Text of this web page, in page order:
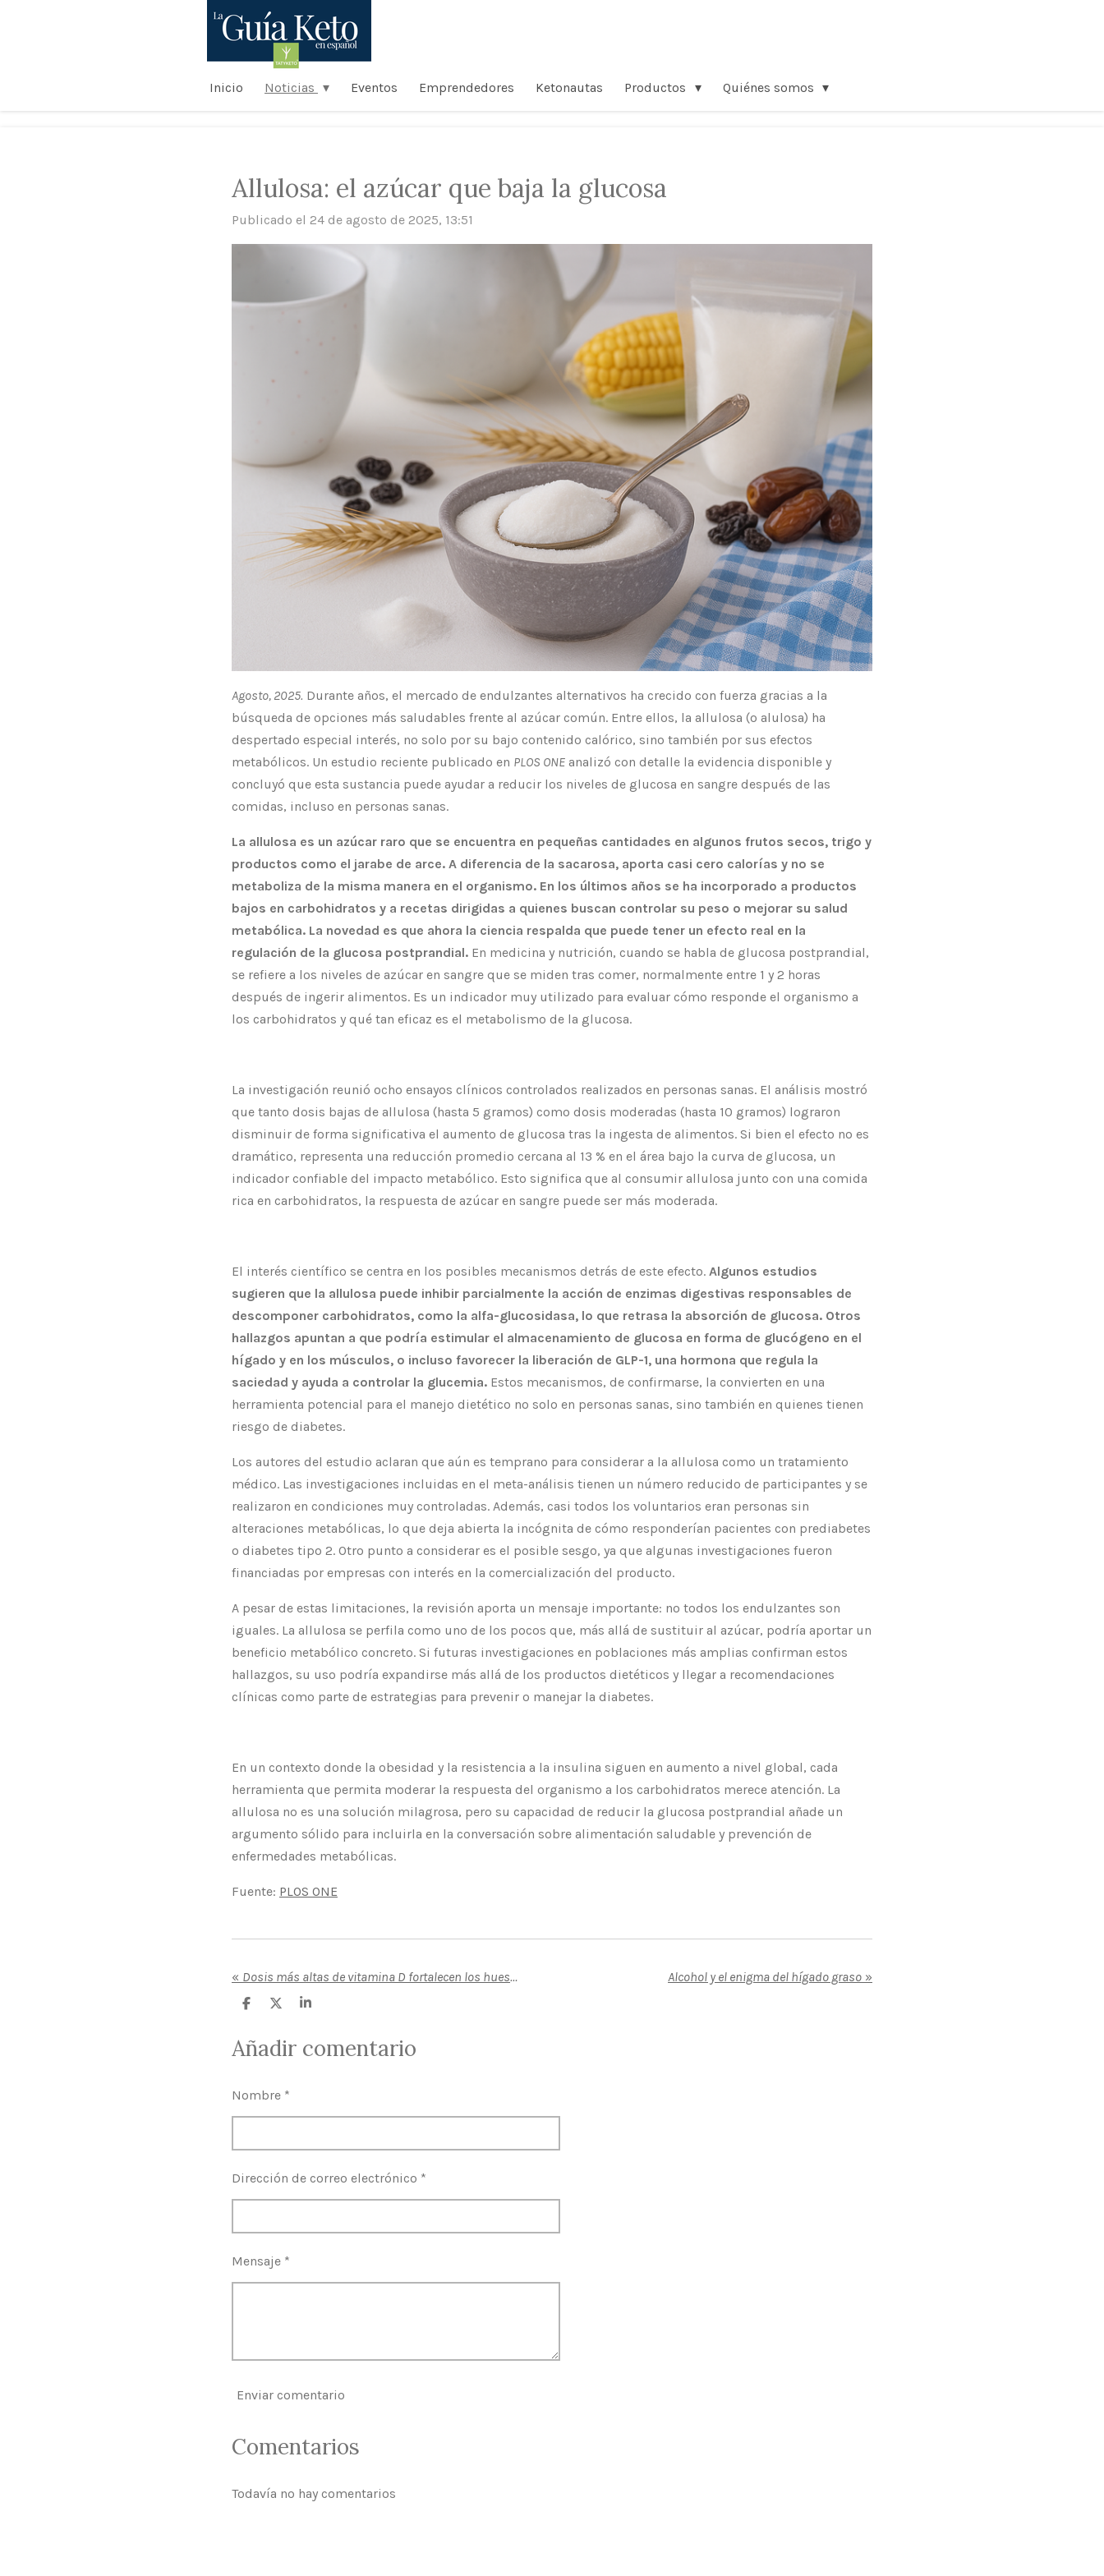
Inicio Noticias Eventos Emprendedores Ketonautas Productos Quiénes somos
Allulosa: el azúcar que baja la glucosa
Publicado el 24 de agosto de 2025, 13:51
Agosto, 2025. Durante años, el mercado de endulzantes alternativos ha crecido con fuerza gracias a la
búsqueda de opciones más saludables frente al azúcar común. Entre ellos, la allulosa (o alulosa) ha
despertado especial interés, no solo por su bajo contenido calórico, sino también por sus efectos
metabólicos. Un estudio reciente publicado en PLOS ONE analizó con detalle la evidencia disponible y
concluyó que esta sustancia puede ayudar a reducir los niveles de glucosa en sangre después de las
comidas, incluso en personas sanas.
La allulosa es un azúcar raro que se encuentra en pequeñas cantidades en algunos frutos secos, trigo y
productos como el jarabe de arce. A diferencia de la sacarosa, aporta casi cero calorías y no se
metaboliza de la misma manera en el organismo. En los últimos años se ha incorporado a productos
bajos en carbohidratos y a recetas dirigidas a quienes buscan controlar su peso o mejorar su salud
metabólica. La novedad es que ahora la ciencia respalda que puede tener un efecto real en la
regulación de la glucosa postprandial. En medicina y nutrición, cuando se habla de glucosa postprandial,
se refiere a los niveles de azúcar en sangre que se miden tras comer, normalmente entre 1 y 2 horas
después de ingerir alimentos. Es un indicador muy utilizado para evaluar cómo responde el organismo a
los carbohidratos y qué tan eficaz es el metabolismo de la glucosa.
La investigación reunió ocho ensayos clínicos controlados realizados en personas sanas. El análisis mostró
que tanto dosis bajas de allulosa (hasta 5 gramos) como dosis moderadas (hasta 10 gramos) lograron
disminuir de forma significativa el aumento de glucosa tras la ingesta de alimentos. Si bien el efecto no es
dramático, representa una reducción promedio cercana al 13 % en el área bajo la curva de glucosa, un
indicador confiable del impacto metabólico. Esto significa que al consumir allulosa junto con una comida
rica en carbohidratos, la respuesta de azúcar en sangre puede ser más moderada.
El interés científico se centra en los posibles mecanismos detrás de este efecto. Algunos estudios
sugieren que la allulosa puede inhibir parcialmente la acción de enzimas digestivas responsables de
descomponer carbohidratos, como la alfa-glucosidasa, lo que retrasa la absorción de glucosa. Otros
hallazgos apuntan a que podría estimular el almacenamiento de glucosa en forma de glucógeno en el
hígado y en los músculos, o incluso favorecer la liberación de GLP-1, una hormona que regula la
saciedad y ayuda a controlar la glucemia. Estos mecanismos, de confirmarse, la convierten en una
herramienta potencial para el manejo dietético no solo en personas sanas, sino también en quienes tienen
riesgo de diabetes.
Los autores del estudio aclaran que aún es temprano para considerar a la allulosa como un tratamiento
médico. Las investigaciones incluidas en el meta-análisis tienen un número reducido de participantes y se
realizaron en condiciones muy controladas. Además, casi todos los voluntarios eran personas sin
alteraciones metabólicas, lo que deja abierta la incógnita de cómo responderían pacientes con prediabetes
o diabetes tipo 2. Otro punto a considerar es el posible sesgo, ya que algunas investigaciones fueron
financiadas por empresas con interés en la comercialización del producto.
A pesar de estas limitaciones, la revisión aporta un mensaje importante: no todos los endulzantes son
iguales. La allulosa se perfila como uno de los pocos que, más allá de sustituir al azúcar, podría aportar un
beneficio metabólico concreto. Si futuras investigaciones en poblaciones más amplias confirman estos
hallazgos, su uso podría expandirse más allá de los productos dietéticos y llegar a recomendaciones
clínicas como parte de estrategias para prevenir o manejar la diabetes.
En un contexto donde la obesidad y la resistencia a la insulina siguen en aumento a nivel global, cada
herramienta que permita moderar la respuesta del organismo a los carbohidratos merece atención. La
allulosa no es una solución milagrosa, pero su capacidad de reducir la glucosa postprandial añade un
argumento sólido para incluirla en la conversación sobre alimentación saludable y prevención de
enfermedades metabólicas.
Fuente: PLOS ONE
« Dosis más altas de vitamina D fortalecen los huesos en bebés prematuros Alcohol y el enigma del hígado graso »
C
p
a
i
C
p
a
i
C
p
a
Añadir comentario
Nombre *
Dirección de correo electrónico *
Mensaje *
Enviar comentario
Comentarios
Todavía no hay comentarios